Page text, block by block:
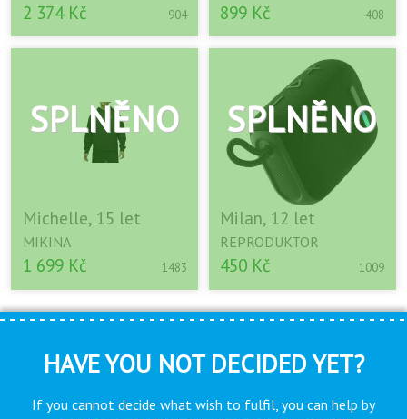
2 374 Kč 904 899 Kč 408
Michelle, 15 let
MIKINA
1 699 Kč 1483
Milan, 12 let
REPRODUKTOR
450 Kč 1009
HAVE YOU NOT DECIDED YET?
If you cannot decide what wish to fulfil, you can help by